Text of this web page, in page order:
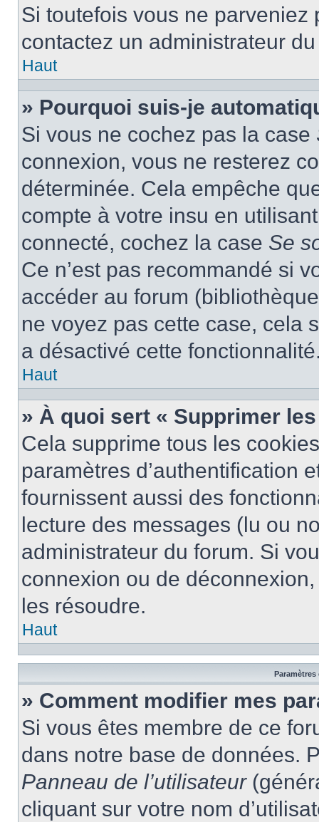
Si toutefois vous ne
contactez un administrateur
Haut
» Pourquoi suis-je
Si vous ne cochez pas la case
connexion, vous ne resterez
déterminée. Cela empêche
compte à votre insu en
connecté, cochez la case Se
Ce n’est pas recommandé si
accéder au forum
ne voyez pas cette case, cela
a désactivé cette
Haut
» À quoi sert « Supprimer
Cela supprime tous les
paramètres d’authentification
fournissent aussi des
lecture des messages (lu ou
administrateur du forum. Si
connexion ou de
les résoudre.
Haut
Paramètres
» Comment modifier mes
Si vous êtes membre de ce
dans notre base de données.
Panneau de l’utilisateur
cliquant sur votre nom